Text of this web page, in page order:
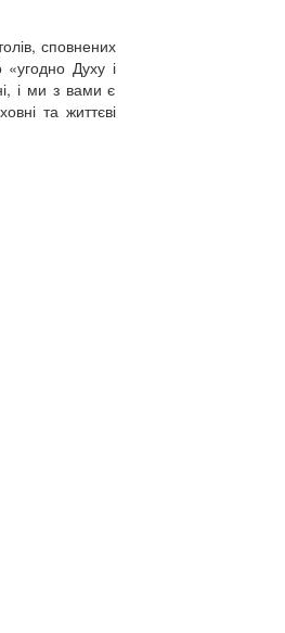
сповнених
Духу і
і ми з вами є
та життєві